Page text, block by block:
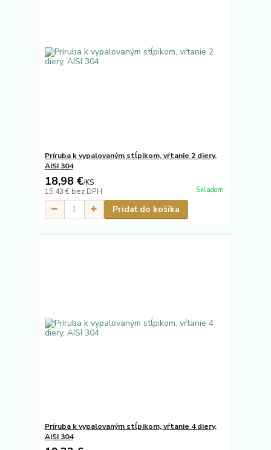
Príruba k vypalovaným stĺpikom, vŕtanie 2 diery,
AISI 304
18,98 €/KS
15,43 € bez DPH Skladom
Pridať do košíka
Príruba k vypalovaným stĺpikom, vŕtanie 4 diery,
AISI 304